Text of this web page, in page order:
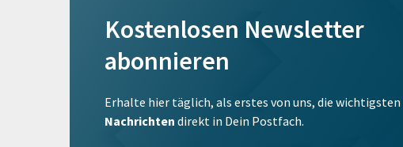
Kostenlosen Newsletter
abonnieren
Erhalte hier täglich, als erstes von uns, die wichtigsten
Nachrichten direkt in Dein Postfach.